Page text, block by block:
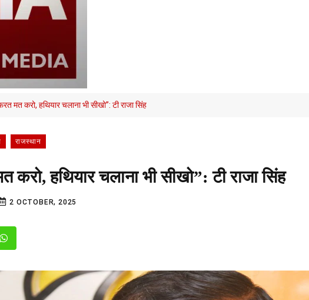
मत करो, हथियार चलाना भी सीखो”: टी राजा सिंह
राजस्थान
हथियार चलाना भी सीखो”: टी राजा सिंह
2 OCTOBER, 2025